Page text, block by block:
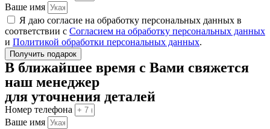
Ваше имя
Я даю согласие на обработку персональных данных в
соответствии с Согласием на обработку персональных данных
и Политикой обработки персональных данных.
Получить подарок
В ближайшее время с Вами свяжется
наш менеджер
для уточнения деталей
Номер телефона
Ваше имя